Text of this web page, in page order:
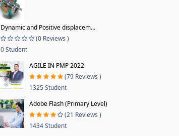
Dynamic and Positive displacem...
(0 Reviews )
0 Student
AGILE IN PMP 2022
(79 Reviews )
1325 Student
Adobe Flash (Primary Level)
(21 Reviews )
1434 Student